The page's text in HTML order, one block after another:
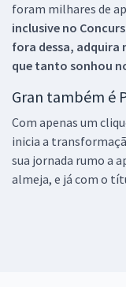
foram milhares de
inclusive no
fora dessa, adquira
que tanto sonhou
Gran também é
Com apenas um
inicia a
sua jornada rumo a
almeja, e já com o